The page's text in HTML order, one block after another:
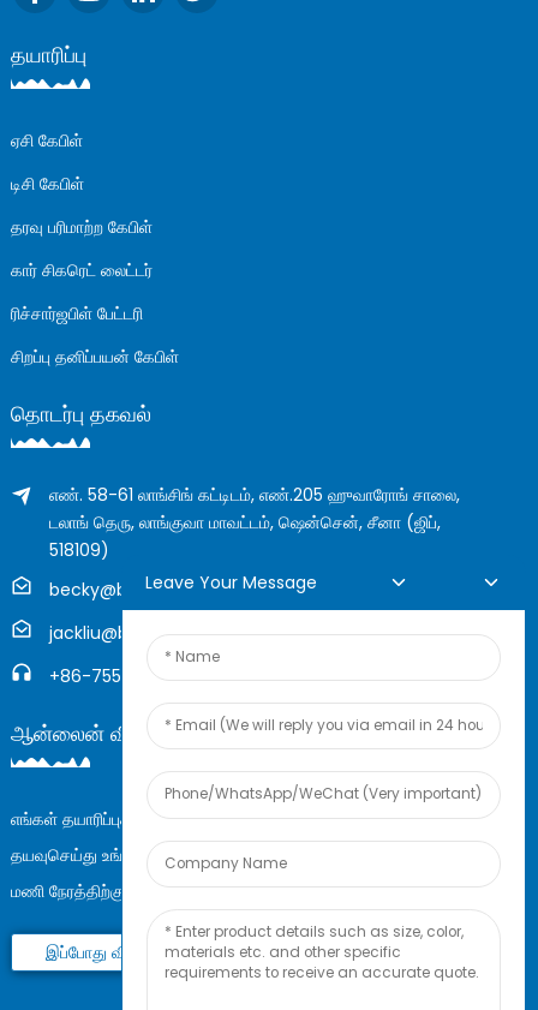
தயாரிப்பு
ஏசி கேபிள்
டிசி கேபிள்
தரவு பரிமாற்ற கேபிள்
கார் சிகரெட் லைட்டர்
ரிச்சார்ஜபிள் பேட்டரி
சிறப்பு தனிப்பயன் கேபிள்
தொடர்பு தகவல்
எண். 58-61 லாங்சிங் கட்டிடம், எண்.205 ஹுவாரோங் சாலை,
டலாங் தெரு, லாங்குவா மாவட்டம், ஷென்சென், சீனா (ஜிப்,
518109)
becky@boyingcable.com
jackliu@boyingcable.com
+86-755-21014277
ஆன்லைன் விசாரணை
எங்கள் தயாரிப்புகள் அல்லது விலைப்பட்டியல் பற்றிய விசாரணைகளுக்கு,
தயவுசெய்து உங்கள் மின்னஞ்சலை எங்களுக்கு அனுப்புங்கள், நாங்கள் 24
மணி நேரத்திற்குள் தொடர்பில் இருப்போம்.
இப்போது விசாரிக்கவும்
Leave Your Message